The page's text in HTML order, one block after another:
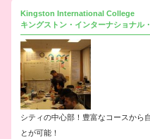
Kingston International College
キングストン・インターナショナル
シティの中心部！豊富なコースから
とが可能！